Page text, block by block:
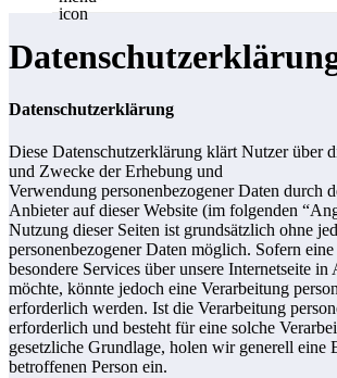
Datenschutzerklärung
Diese Datenschutzerklärung klärt Nutzer über
und Zwecke der Erhebung und
Verwendung personenbezogener Daten durch
Anbieter auf dieser Website (im folgenden
Nutzung dieser Seiten ist grundsätzlich ohne
personenbezogener Daten möglich. Sofern
besondere Services über unsere Internetseite in
möchte, könnte jedoch eine Verarbeitung
erforderlich werden. Ist die Verarbeitung
erforderlich und besteht für eine solche
gesetzliche Grundlage, holen wir generell eine
betroffenen Person ein.